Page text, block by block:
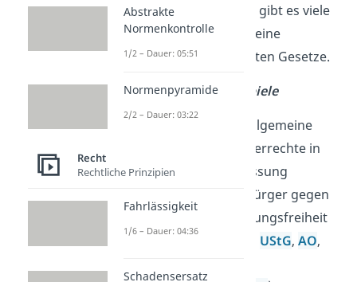
Für das öffentliche Recht gibt es viele
Beispiele. Hier siehst du eine
Übersicht der bekanntesten Gesetze.
Öffentliches Recht Beispiele
Grundgesetz
): allgemeine
Menschen- und Bürgerrechte in
der deutschen Verfassung
(Abwehrrechte der Bürger gegen
den Staat), z. B. Meinungsfreiheit
Steuergesetze
UStG,AO,
Abstrakte
Normenkontrolle
1/2 – Dauer: 05:51
Normenpyramide
2/2 – Dauer: 03:22
Recht
Rechtliche Prinzipien
Fahrlässigkeit
1/6 – Dauer: 04:36
Schadensersatz